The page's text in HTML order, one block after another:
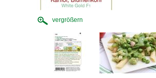
vergrößern